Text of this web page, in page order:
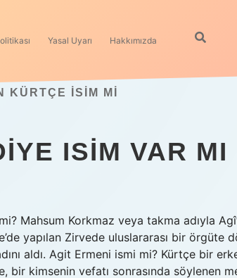
Yasal Uyarı Hakkımızda
KÜRTÇE ISIM MI
ISIM VAR MI
Mahsum Korkmaz veya takma adıyla
yapılan Zirvede uluslararası bir
aldı. Agit Ermeni ismi mi? Kürtçe bir
bir kimsenin vefatı sonrasında söylenen